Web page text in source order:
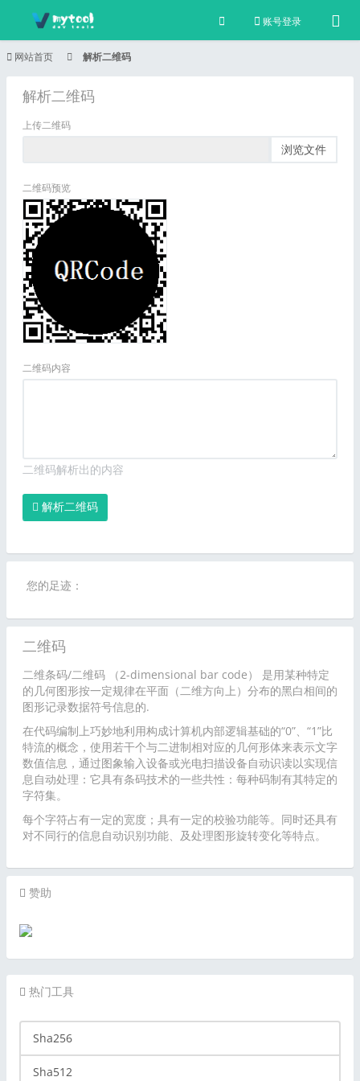
账号登录
网站首页 解析二维码
解析二维码
上传二维码
浏览文件
二维码预览
二维码内容
二维码解析出的内容
解析二维码
您的足迹：
二维码
二维条码/二维码 （2-dimensional bar code） 是用某种特定
的几何图形按一定规律在平面（二维方向上）分布的黑白相间的
图形记录数据符号信息的.
在代码编制上巧妙地利用构成计算机内部逻辑基础的“0”、“1”比
特流的概念，使用若干个与二进制相对应的几何形体来表示文字
数值信息，通过图象输入设备或光电扫描设备自动识读以实现信
息自动处理：它具有条码技术的一些共性：每种码制有其特定的
字符集。
每个字符占有一定的宽度；具有一定的校验功能等。同时还具有
对不同行的信息自动识别功能、及处理图形旋转变化等特点。
赞助
热门工具
Sha256
Sha512